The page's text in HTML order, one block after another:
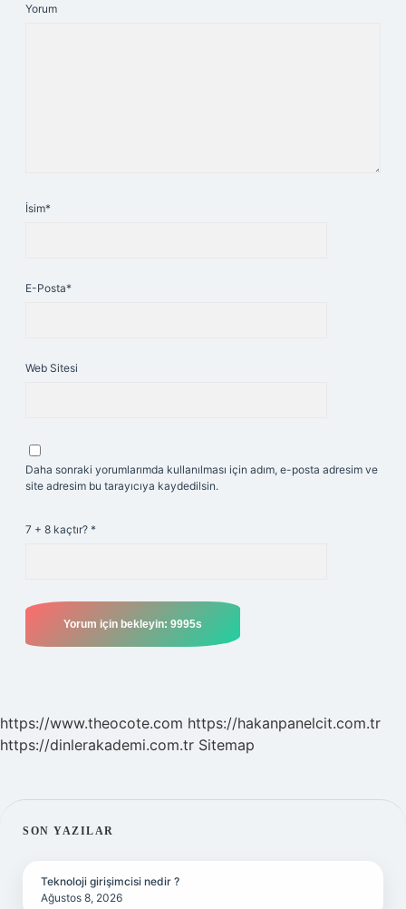
Yorum
İsim*
E-Posta*
Web Sitesi
Daha sonraki yorumlarımda kullanılması için adım, e-posta adresim ve
site adresim bu tarayıcıya kaydedilsin.
7 + 8 kaçtır? *
https://www.theocote.com https://hakanpanelcit.com.tr
https://dinlerakademi.com.tr Sitemap
SIDEBAR
SON YAZILAR
Teknoloji girişimcisi nedir ?
Ağustos 8, 2026